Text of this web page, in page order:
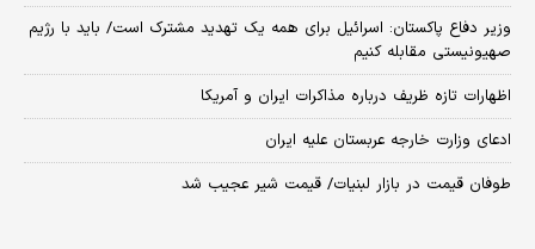
وزیر دفاع پاکستان: اسرائیل برای همه یک تهدید مشترک است/ باید با رژیم
صهیونیستی مقابله کنیم
اظهارات تازه ظریف درباره مذاکرات ایران و آمریکا
ادعای وزارت خارجه عربستان علیه ایران
طوفان قیمت در بازار لبنیات/ قیمت شیر عجیب شد